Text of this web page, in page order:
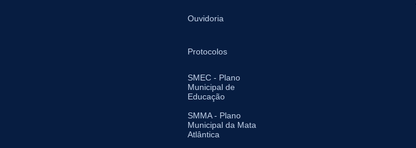
Ouvidoria
Protocolos
SMEC - Plano
Municipal de
Educação
SMMA - Plano
Municipal da Mata
Atlântica